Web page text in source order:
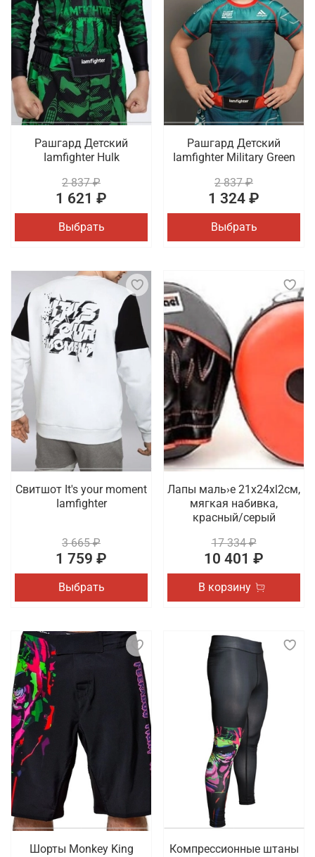
Рашгард Детский
Iamfighter Hulk
2 837 ₽
1 621 ₽
Выбрать
Рашгард Детский
Iamfighter Military Green
2 837 ₽
1 324 ₽
Выбрать
Свитшот It's your moment
Iamfighter
3 665 ₽
1 759 ₽
Выбрать
Лапы маль›е 21x24xl2cм,
мягкая набивка,
красный/серый
17 334 ₽
10 401 ₽
В корзину
Шорты Monkey King
Компрессионные штаны